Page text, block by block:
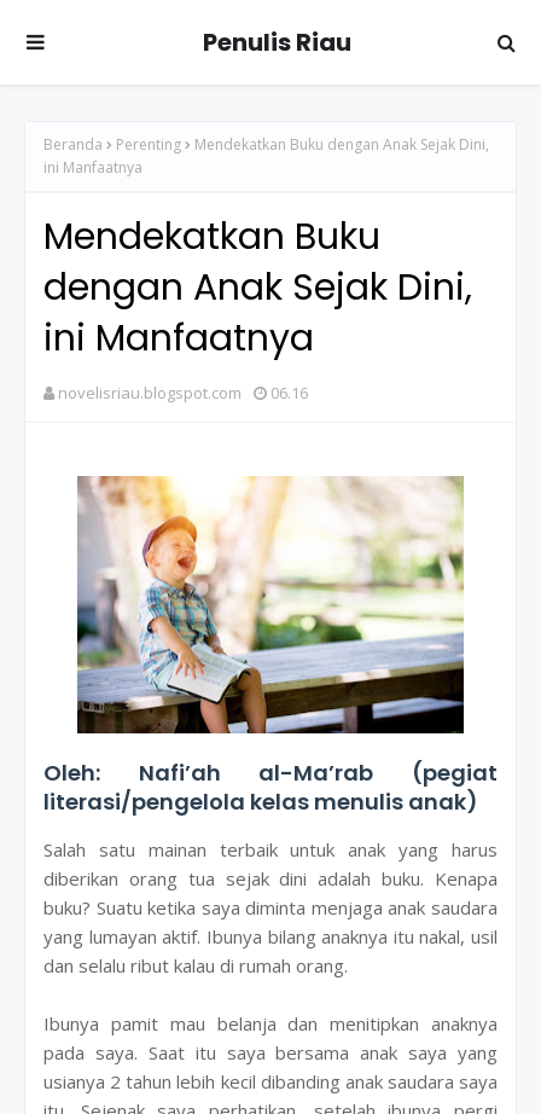
Penulis Riau
Beranda Perenting
Mendekatkan Buku dengan Anak Sejak Dini,
ini Manfaatnya
Mendekatkan Buku
dengan Anak Sejak Dini,
ini Manfaatnya
novelisriau.blogspot.com 06.16
Oleh: Nafi’ah al-Ma’rab (pegiat
literasi/pengelola kelas menulis anak)
Salah satu mainan terbaik untuk anak yang harus
diberikan orang tua sejak dini adalah buku. Kenapa
buku? Suatu ketika saya diminta menjaga anak saudara
yang lumayan aktif. Ibunya bilang anaknya itu nakal, usil
dan selalu ribut kalau di rumah orang.
Ibunya pamit mau belanja dan menitipkan anaknya
pada saya. Saat itu saya bersama anak saya yang
usianya 2 tahun lebih kecil dibanding anak saudara saya